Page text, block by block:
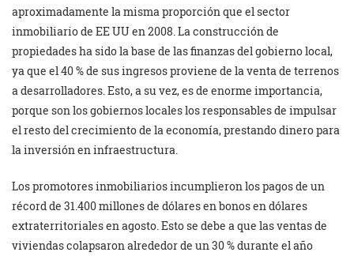
aproximadamente la misma proporción que el sector
inmobiliario de EE UU en 2008. La construcción de
propiedades ha sido la base de las finanzas del gobierno local,
ya que el 40 % de sus ingresos proviene de la venta de terrenos
a desarrolladores. Esto, a su vez, es de enorme importancia,
porque son los gobiernos locales los responsables de impulsar
el resto del crecimiento de la economía, prestando dinero para
la inversión en infraestructura.
Los promotores inmobiliarios incumplieron los pagos de un
récord de 31.400 millones de dólares en bonos en dólares
extraterritoriales en agosto. Esto se debe a que las ventas de
viviendas colapsaron alrededor de un 30 % durante el año